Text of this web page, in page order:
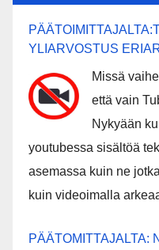
YLIARVOSTUS
Missä
että vain
Nykyään
youtubessa sisältöä
asemassa kuin ne
kuin videoimalla
PÄÄTOMITTAJALTA: